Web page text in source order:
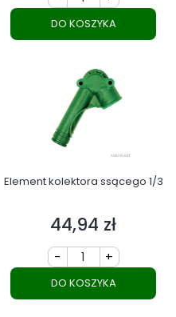
DO KOSZYKA
Element kolektora ssącego 1/3
Cena
44,94 zł
- +
DO KOSZYKA